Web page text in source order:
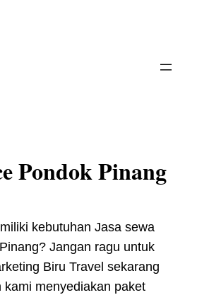
Pondok Pinang
kebutuhan Jasa sewa
Jangan ragu untuk
Biru Travel sekarang
kami menyediakan paket